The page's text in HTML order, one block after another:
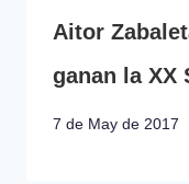
Aitor
ganan la XX
7 de May de 2017